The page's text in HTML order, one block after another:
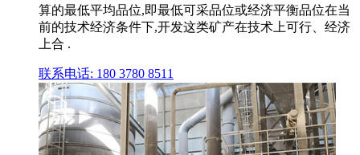
算的最低平均品位,即最低可采品位或经济平衡品位在当
前的技术经济条件下,开发这类矿产在技术上可行、经济
上合 .
联系电话: 180 3780 8511